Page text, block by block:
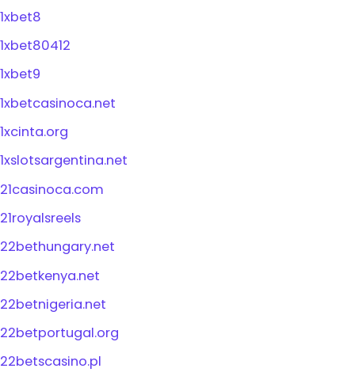
1xbet8
1xbet80412
1xbet9
1xbetcasinoca.net
1xcinta.org
1xslotsargentina.net
21casinoca.com
21royalsreels
22bethungary.net
22betkenya.net
22betnigeria.net
22betportugal.org
22betscasino.pl